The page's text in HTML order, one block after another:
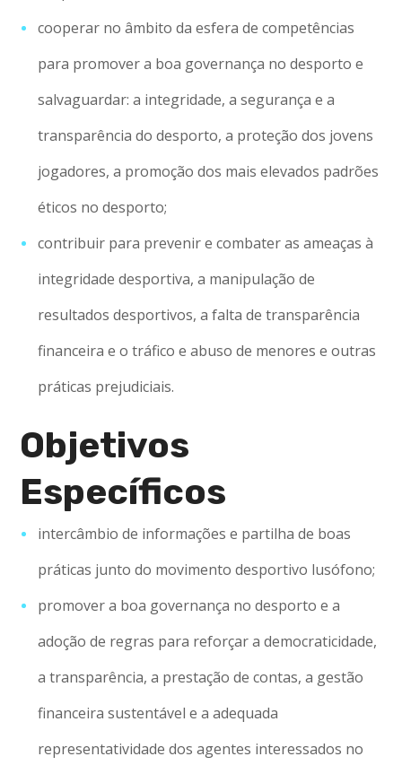
cooperar no âmbito da esfera de competências
para promover a boa governança no desporto e
salvaguardar: a integridade, a segurança e a
transparência do desporto, a proteção dos jovens
jogadores, a promoção dos mais elevados padrões
éticos no desporto;
contribuir para prevenir e combater as ameaças à
integridade desportiva, a manipulação de
resultados desportivos, a falta de transparência
financeira e o tráfico e abuso de menores e outras
práticas prejudiciais.
Objetivos
Específicos
intercâmbio de informações e partilha de boas
práticas junto do movimento desportivo lusófono;
promover a boa governança no desporto e a
adoção de regras para reforçar a democraticidade,
a transparência, a prestação de contas, a gestão
financeira sustentável e a adequada
representatividade dos agentes interessados no